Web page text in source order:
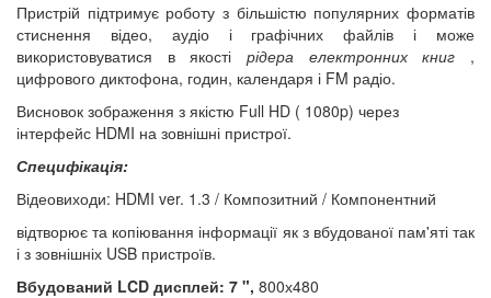
Пристрій підтримує роботу з більшістю популярних форматів
стиснення відео, аудіо і графічних файлів і може
використовуватися в якості рідера електронних книг ,
цифрового диктофона, годин, календаря і FM радіо.
Висновок зображення з якістю Full HD ( 1080p) через
інтерфейс HDMI на зовнішні пристрої.
Специфікація:
Відеовиходи: HDMI ver. 1.3 / Композитний / Компонентний
відтворює та копіювання інформації як з вбудованої пам'яті так
і з зовнішніх USB пристроїв.
Вбудований LCD дисплей: 7 ", 800х480